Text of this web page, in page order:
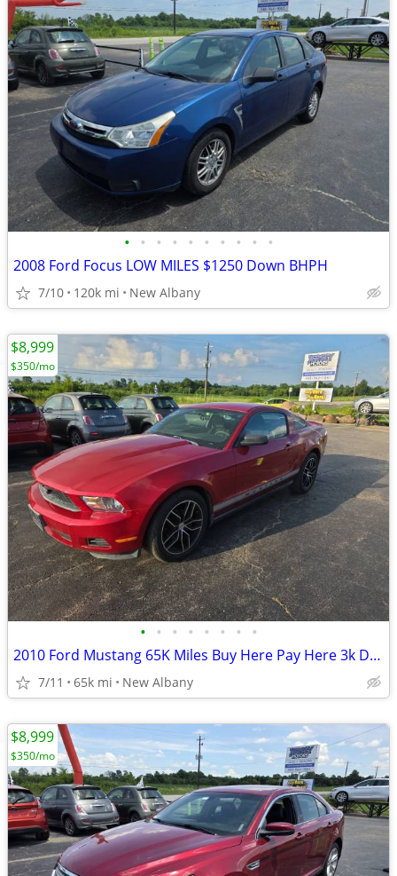
• • • • • • • • • •
2008 Ford Focus LOW MILES $1250 Down BHPH
7/10 120k mi New Albany
• • • • • • • •
2010 Ford Mustang 65K Miles Buy Here Pay Here 3k Down
7/11 65k mi New Albany
$8,999
$350/mo
$8,999
$350/mo